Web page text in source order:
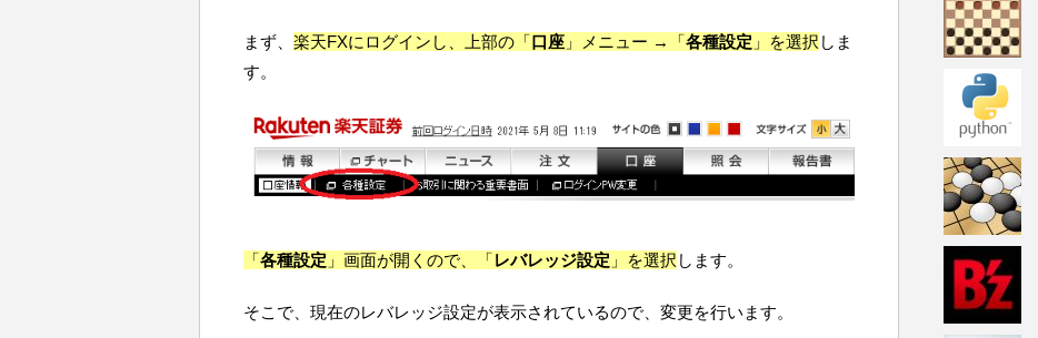
まず、 楽天FXにログインし、上部の「口座 」メニュー →「各種設定 」を選択 しま
す。
「各種設定 」画面が開くので、「レバレッジ設定 」を選択 します。
そこで、現在のレバレッジ設定が表示されているので、変更を行います。